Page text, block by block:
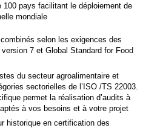
100 pays facilitant le déploiement de
mondiale
selon les exigences des
7 et Global Standard for Food
du secteur agroalimentaire et
sectorielles de l’ISO /TS 22003.
permet la réalisation d’audits à
à vos besoins et à votre projet
historique en certification des